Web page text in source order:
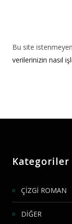
Bu site
verilerinizin nasıl
Kategoriler
ÇİZGİ ROMAN
DİĞER